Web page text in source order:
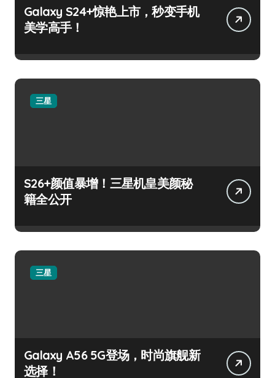
Galaxy S24+惊艳上市，秒变手机
美学高手！
三星
S26+颜值暴增！三星机皇美颜秘
籍全公开
三星
Galaxy A56 5G登场，时尚旗舰新
选择！